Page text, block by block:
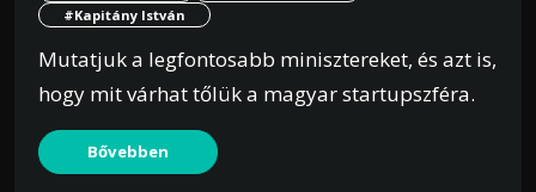
#Kapitány István
Mutatjuk a legfontosabb minisztereket, és azt is,
hogy mit várhat tőlük a magyar startupszféra.
Bővebben